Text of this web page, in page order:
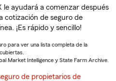
ayudará a comenzar después
cotización de seguro de
¡Es rápido y sencillo!
para ver una lista completa de la
Market Intelligence y State Farm Archive.
de propietarios de